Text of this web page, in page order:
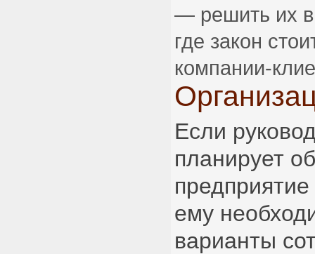
— решить их в
где закон
компании-
Если
планирует
ему
варианты